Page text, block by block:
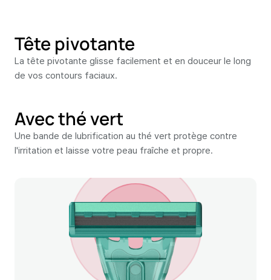
Tête pivotante
La tête pivotante glisse facilement et en douceur le long
de vos contours faciaux.
Avec thé vert
Une bande de lubrification au thé vert protège contre
l'irritation et laisse votre peau fraîche et propre.